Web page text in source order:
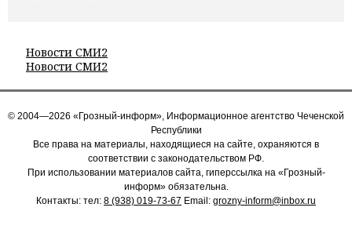
Новости СМИ2
Новости СМИ2
© 2004—2026 «Грозный-информ», Информационное агентство Чеченской
Республики
Все права на материалы, находящиеся на сайте, охраняются в
соответствии с законодательством РФ.
При использовании материалов сайта, гиперссылка на «Грозный-
информ» обязательна.
Контакты: тел: 8 (938) 019-73-67 Email: grozny-inform@inbox.ru